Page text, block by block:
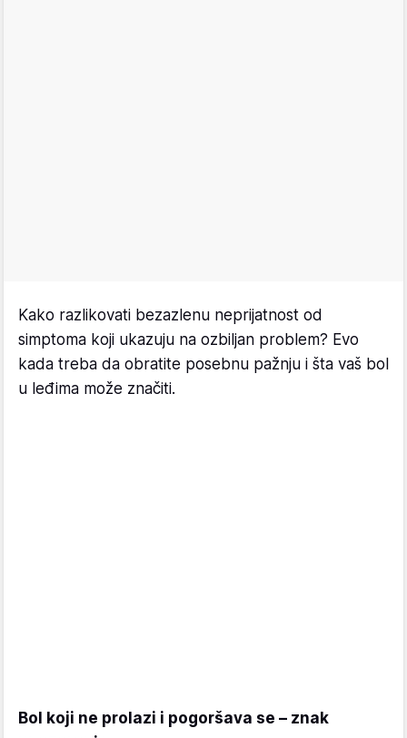
Kako razlikovati bezazlenu neprijatnost od
simptoma koji ukazuju na ozbiljan problem? Evo
kada treba da obratite posebnu pažnju i šta vaš bol
u leđima može značiti.
Bol koji ne prolazi i pogoršava se – znak